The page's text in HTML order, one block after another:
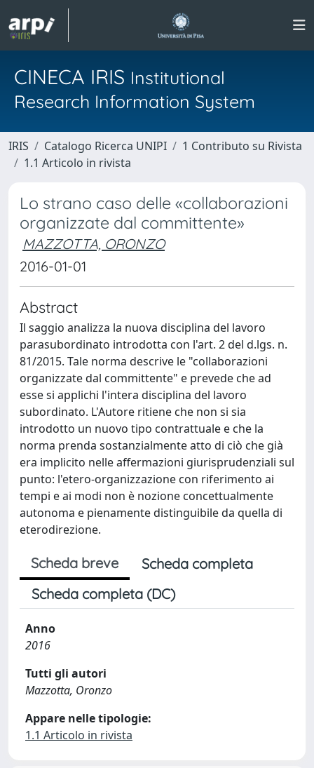
CINECA IRIS Institutional
Research Information System
IRIS Catalogo Ricerca UNIPI
1 Contributo su Rivista
1.1 Articolo in rivista
Lo strano caso delle «collaborazioni
organizzate dal committente»
MAZZOTTA, ORONZO
2016-01-01
Abstract
Il saggio analizza la nuova disciplina del lavoro
parasubordinato introdotta con l'art. 2 del d.lgs. n.
81/2015. Tale norma descrive le "collaborazioni
organizzate dal committente" e prevede che ad
esse si applichi l'intera disciplina del lavoro
subordinato. L'Autore ritiene che non si sia
introdotto un nuovo tipo contrattuale e che la
norma prenda sostanzialmente atto di ciò che già
era implicito nelle affermazioni giurisprudenziali sul
punto: l'etero-organizzazione con riferimento ai
tempi e ai modi non è nozione concettualmente
autonoma e pienamente distinguibile da quella di
eterodirezione.
Scheda breve
Scheda completa
Scheda completa (DC)
Anno
2016
Tutti gli autori
Mazzotta, Oronzo
Appare nelle tipologie:
1.1 Articolo in rivista